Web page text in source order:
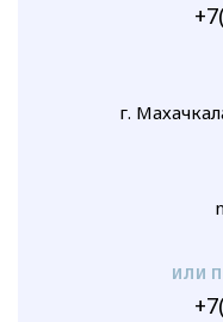
г.
ИЛИ